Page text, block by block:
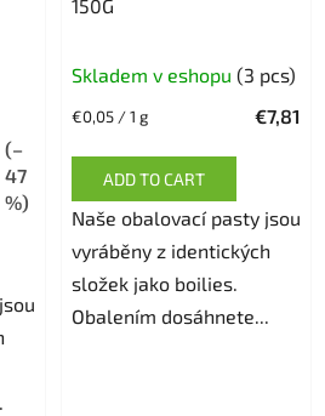
(–
47
%)
150G
average
rating
is
5,0
out
of
5
Skladem v eshopu (3 pcs)
€7,81
Measure
€0,05 / 1 g
ADD TO CART
Naše obalovací pasty jsou
vyráběny z identických
složek jako boilies.
Obalením dosáhnete...